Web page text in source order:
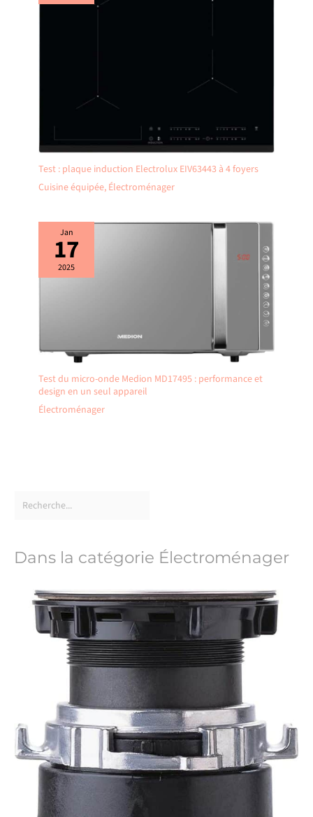
Test : plaque induction Electrolux EIV63443 à 4 foyers
Cuisine équipée, Électroménager
Jan
17
2025
Test du micro-onde Medion MD17495 : performance et
design en un seul appareil
Électroménager
Dans la catégorie Électroménager